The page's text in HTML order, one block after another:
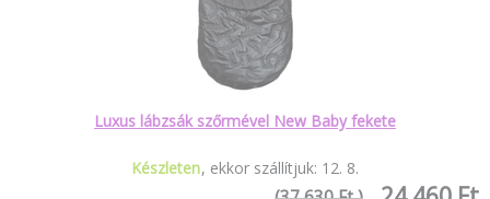
Luxus lábzsák szőrmével New Baby fekete
Készleten ekkor szállítjuk: 12. 8.